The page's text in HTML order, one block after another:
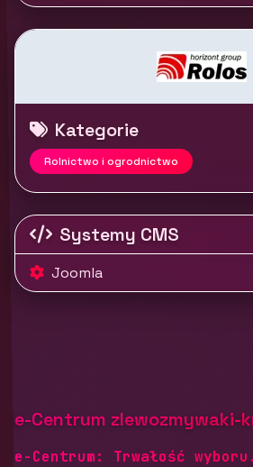
Kategorie
Rolnictwo i ogrodnictwo
Systemy CMS
Joomla
e-Centrum zlewozmywaki-
e-Centrum: Trwałość